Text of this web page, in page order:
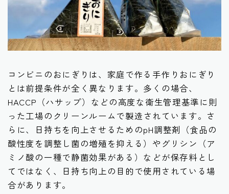
コンビニのおにぎりは、家庭で作る手作りおにぎり
とは前提条件が全く異なります。多くの場合、
HACCP（ハサップ）などの高度な衛生管理基準に則
った工場のクリーンルームで製造 されています。さ
らに、日持ちを向上させるためのpH調整剤（食品の
酸性度を調整し菌の増殖を抑える）やグリシン（ア
ミノ酸の一種で静菌効果がある）などが保存料とし
てではなく、日持ち向上の目的で使用されている場
合があります。